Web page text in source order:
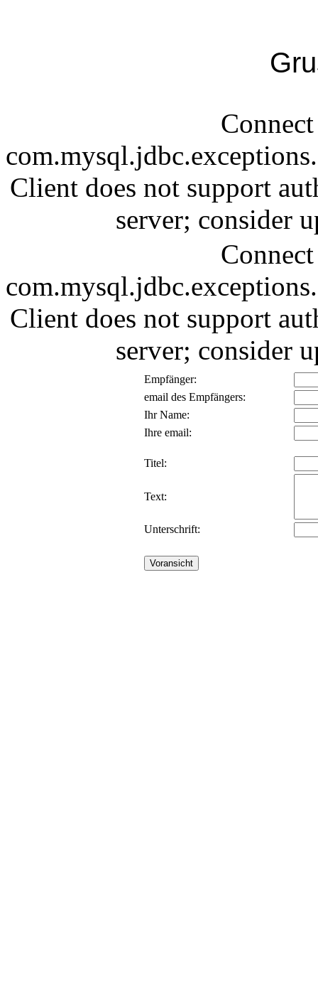
Client does not support
server; consider
Client does not support
server; consider
Empfänger:
email des Empfängers:
Ihr Name:
Ihre email:
Titel:
Text:
Unterschrift: